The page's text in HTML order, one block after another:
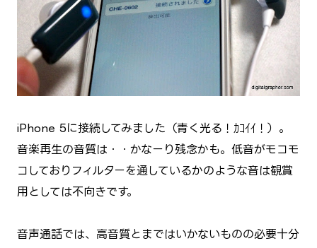
iPhone 5に接続してみました（青く光る！ｶｺｲｲ！）。
音楽再生の音質は・・かなーり残念かも。低音がモコモ
コしておりフィルターを通しているかのような音は観賞
用としては不向きです。
音声通話では、高音質とまではいかないものの必要十分